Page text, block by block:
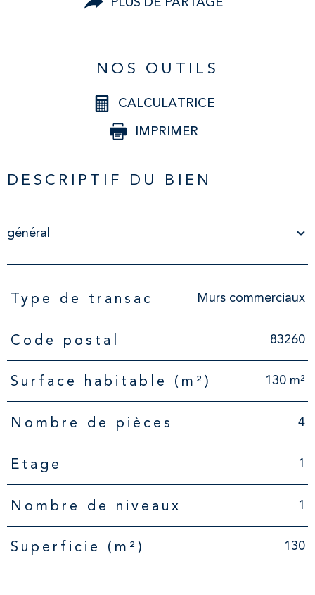
NOS OUTILS
CALCULATRICE
IMPRIMER
DESCRIPTIF DU BIEN
général
TRAD_PAMPERO_Caracteristique Valeurs
Type de transac Murs commerciaux
Code postal 83260
Surface habitable (m²) 130 m²
Nombre de pièces 4
Etage 1
Nombre de niveaux 1
Superficie (m²) 130